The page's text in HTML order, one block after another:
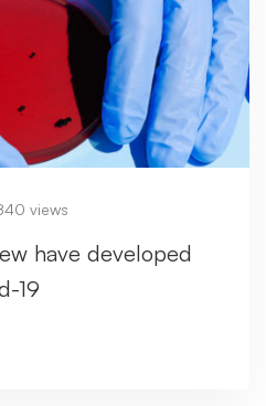
views
have developed
19